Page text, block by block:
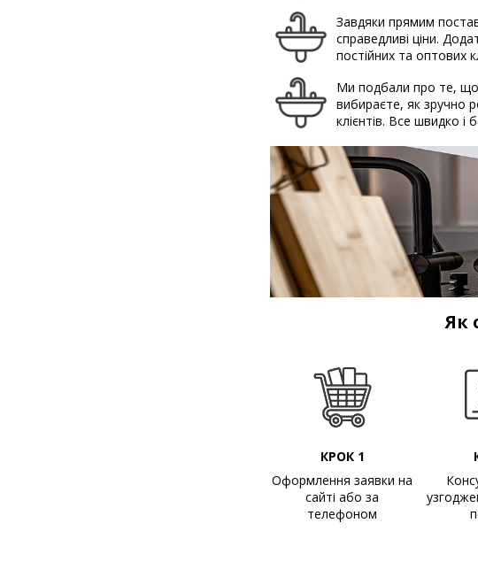
Завдяки прямим
справедливі ціни.
постійних та оптових
Ми подбали про те,
вибираєте, як зручно
клієнтів. Все швидко і
Як
КРОК 1
Оформлення заявки на
сайті або за
телефоном